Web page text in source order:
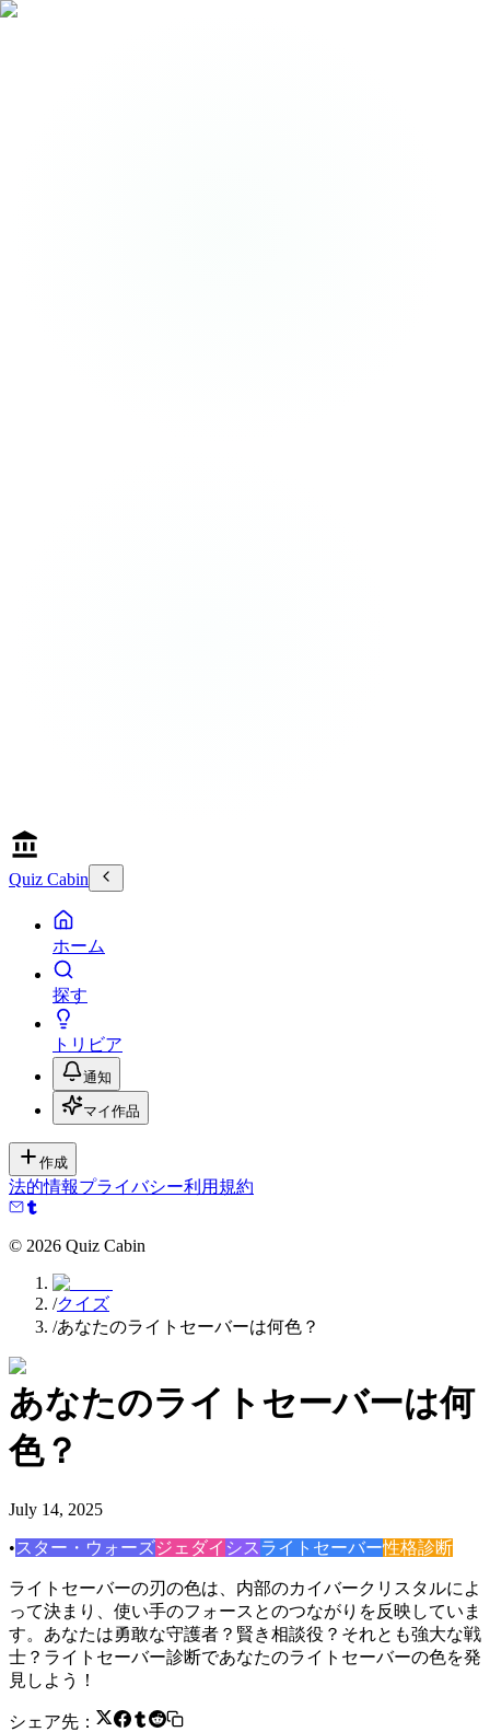
Quiz Cabin
ホーム
探す
トリビア
通知
マイ作品
作成
法的情報プライバシー利用規約
© 2026 Quiz Cabin
/クイズ
/あなたのライトセーバーは何色？
あなたのライトセーバーは何
色？
July 14, 2025
•スター・ウォーズジェダイ シス ライトセーバー性格診断
ライトセーバーの刃の色は、内部のカイバークリスタルによ
って決まり、使い手のフォースとのつながりを反映していま
す。あなたは勇敢な守護者？賢き相談役？それとも強大な戦
士？ライトセーバー診断であなたのライトセーバーの色を発
見しよう！
シェア先：